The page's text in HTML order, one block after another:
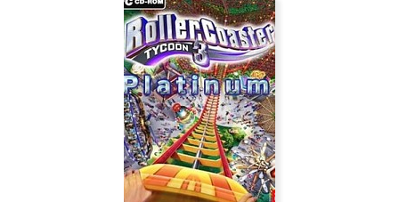
Nightmare Boy